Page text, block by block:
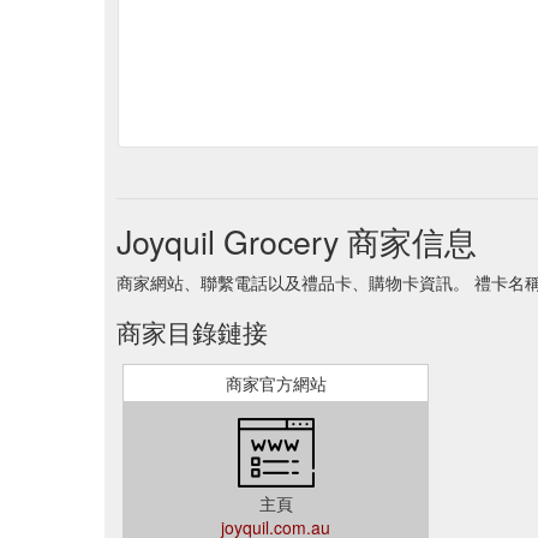
Joyquil Grocery 商家信息
商家網站、聯繫電話以及禮品卡、購物卡資訊。 禮卡名
商家目錄鏈接
商家官方網站
主頁
joyquil.com.au